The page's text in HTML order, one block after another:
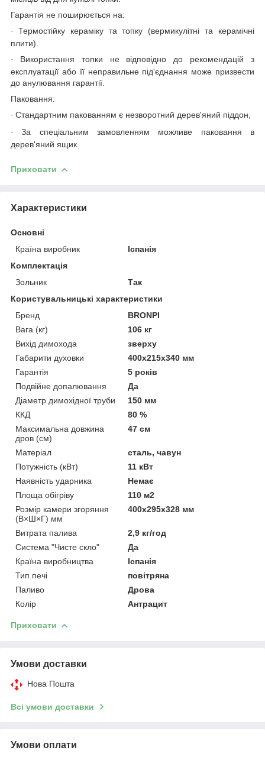
Гарантія не поширюється на:
·
Термостійку кераміку та топку (вермикулітні та керамічні
плити).
·
Використання топки не відповідно до рекомендацій з
експлуатації або її неправильне під'єднання може призвести
до анулювання гарантії.
Паковання:
· Стандартним пакованням є незворотний дерев'яний піддон,
·
За спеціальним замовленням можливе паковання в
дерев'яний ящик.
Приховати
Характеристики
Основні
Країна виробник
Іспанія
Комплектація
Зольник
Так
Користувальницькі характеристики
Бренд
BRONPI
Вага (кг)
106 кг
Вихід димохода
зверху
Габарити духовки
400x215x340 мм
Гарантія
5 років
Подвійне допалювання
Да
Діаметр димохідної труби
150 мм
ККД
80 %
Максимальна довжина
дров (см)
47 см
Матеріал
сталь, чавун
Потужність (кВт)
11 кВт
Наявність ударника
Немає
Площа обігріву
110 м2
Розмір камери згоряння
(В×Ш×Г) мм
400x295x328 мм
Витрата палива
2,9 кг/год
Система "Чисте скло"
Да
Країна виробництва
Іспанія
Тип печі
повітряна
Паливо
Дрова
Колір
Антрацит
Приховати
Умови доставки
Нова Пошта
Всі умови доставки
Умови оплати